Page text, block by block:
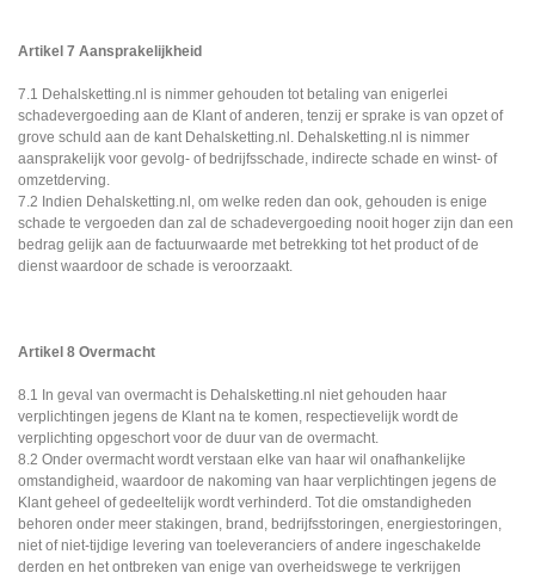
Artikel 7 Aansprakelijkheid
7.1 Dehalsketting.nl is nimmer gehouden tot betaling van enigerlei
schadevergoeding aan de Klant of anderen, tenzij er sprake is van opzet of
grove schuld aan de kant Dehalsketting.nl. Dehalsketting.nl is nimmer
aansprakelijk voor gevolg- of bedrijfsschade, indirecte schade en winst- of
omzetderving.
7.2 Indien Dehalsketting.nl, om welke reden dan ook, gehouden is enige
schade te vergoeden dan zal de schadevergoeding nooit hoger zijn dan een
bedrag gelijk aan de factuurwaarde met betrekking tot het product of de
dienst waardoor de schade is veroorzaakt.
Artikel 8 Overmacht
8.1 In geval van overmacht is Dehalsketting.nl niet gehouden haar
verplichtingen jegens de Klant na te komen, respectievelijk wordt de
verplichting opgeschort voor de duur van de overmacht.
8.2 Onder overmacht wordt verstaan elke van haar wil onafhankelijke
omstandigheid, waardoor de nakoming van haar verplichtingen jegens de
Klant geheel of gedeeltelijk wordt verhinderd. Tot die omstandigheden
behoren onder meer stakingen, brand, bedrijfsstoringen, energiestoringen,
niet of niet-tijdige levering van toeleveranciers of andere ingeschakelde
derden en het ontbreken van enige van overheidswege te verkrijgen